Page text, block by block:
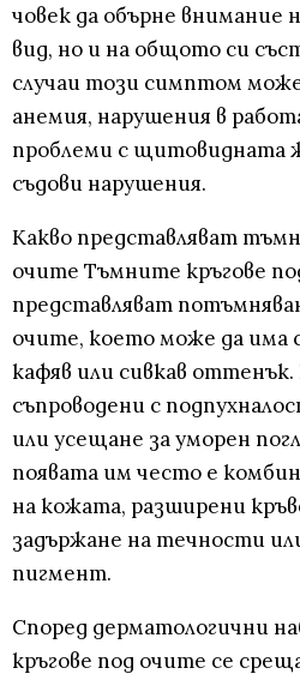
човек да обърне внимание
вид, но и на общото си
случаи този симптом може
анемия, нарушения в
проблеми с щитовидната
съдови нарушения.
Какво представляват
очите Тъмните кръгове
представляват
очите, което може да има
кафяв или сивкав
съпроводени с
или усещане за уморен
появата им често е
на кожата, разширени
задържане на течности
пигмент.
Според дерматологични
кръгове под очите се